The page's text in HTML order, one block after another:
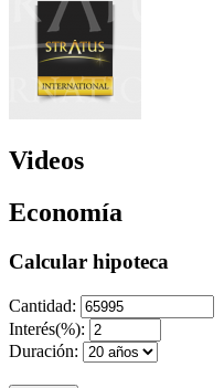
Videos
Economía
Calcular hipoteca
Cantidad:
Interés(%):
Duración: